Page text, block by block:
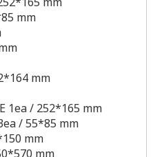
mm
mm
1ea / 252*165 mm
/ 55*85 mm
mm
mm